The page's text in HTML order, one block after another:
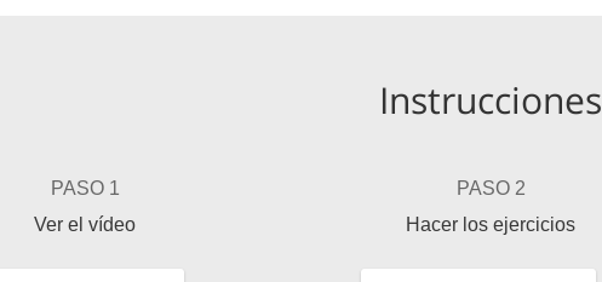
Instrucciones
PASO 1
Ver el vídeo
PASO 2
Hacer los ejercicios